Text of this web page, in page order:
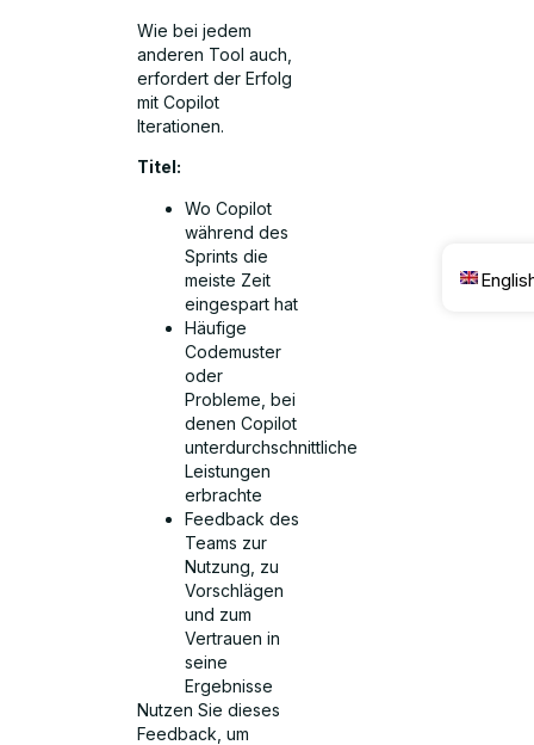
Wie bei jedem
anderen Tool auch,
erfordert der Erfolg
mit Copilot
Iterationen.
Titel:
Wo Copilot
während des
Sprints die
meiste Zeit
eingespart hat
Häufige
Codemuster
oder
Probleme, bei
denen Copilot
unterdurchschnittliche
Leistungen
erbrachte
Feedback des
Teams zur
Nutzung, zu
Vorschlägen
und zum
Vertrauen in
seine
Ergebnisse
Nutzen Sie dieses
Feedback, um